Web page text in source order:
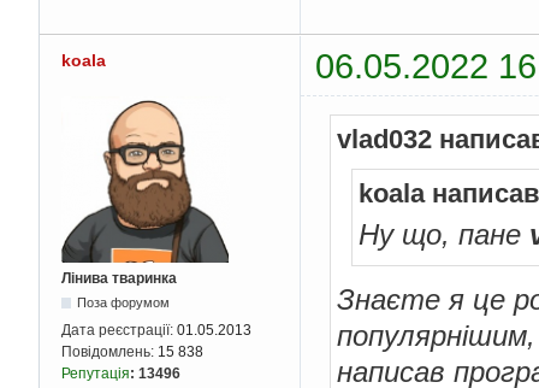
koala 06.05.2022
Лінива тваринка
Поза форумом
Дата реєстрації: 01.05.2013
Повідомлень: 15 838
Репутація: 13496
vlad032
koala
Ну що, пане
Знаєте я це
написав